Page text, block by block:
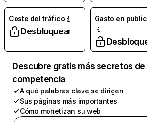
Coste del tráfico
Desbloquear
Gasto en
Descubre gratis más secretos de
competencia
A qué palabras clave se dirigen
Sus páginas más importantes
Cómo monetizan su web